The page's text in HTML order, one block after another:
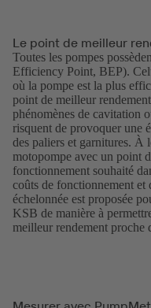
Le point de meilleur
Toutes les pompes
Efficiency Point, BEP).
où la pompe est la plus
point de meilleur
phénomènes de cavitation
risquent de provoquer une
des paliers et garnitures. À
motopompe avec un point
fonctionnement souhaité
coûts de fonctionnement et
échelonnée est proposée
KSB de manière à
meilleur rendement proche